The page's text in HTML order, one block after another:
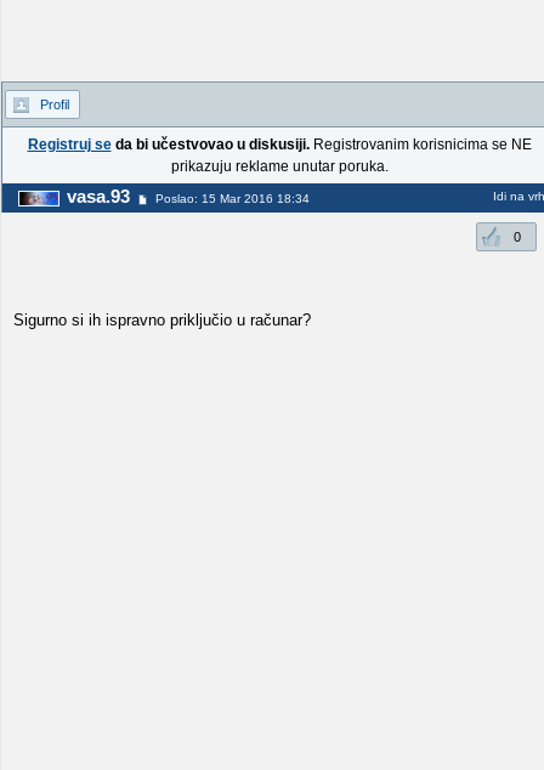
Profil
Registruj seda bi učestvovao u diskusiji.Registrovanim korisnicima se NE
prikazuju reklame unutar poruka.
vasa.93 Poslao: 15 Mar 2016 18:34 Idi na vrh
0
Sigurno si ih ispravno priključio u računar?